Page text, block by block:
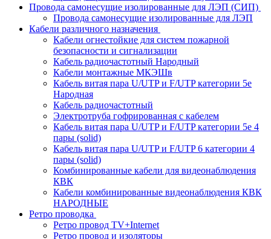
Провода самонесущие изолированные для ЛЭП (СИП)
Провода самонесущие изолированные для ЛЭП
Кабели различного назначения
Кабели огнестойкие для систем пожарной
безопасности и сигнализации
Кабель радиочастотный Народный
Кабели монтажные МКЭШв
Кабель витая пара U/UTP и F/UTP категории 5е
Народная
Кабель радиочастотный
Электротруба гофрированная с кабелем
Кабель витая пара U/UTP и F/UTP категории 5e 4
пары (solid)
Кабель витая пара U/UTP и F/UTP 6 категории 4
пары (solid)
Комбинированные кабели для видеонаблюдения
КВК
Кабели комбинированные видеонаблюдения КВК
НАРОДНЫЕ
Ретро проводка
Ретро провод TV+Internet
Ретро провод и изоляторы